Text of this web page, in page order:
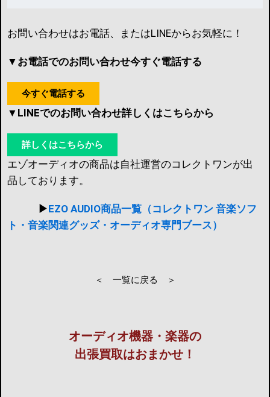
お問い合わせはお電話、またはLINEからお気軽に！
▼お電話でのお問い合わせ今すぐ電話する
今すぐ電話する
▼LINEでのお問い合わせ詳しくはこちらから
詳しくはこちらから
エゾオーディオの商品は自社運営のコレクトワンが出
品しております。
▶︎EZO AUDIO商品一覧（コレクトワン 音楽ソフ
ト・音楽関連グッズ・オーディオ専門ブース）
＜ 一覧に戻る ＞
オーディオ機器・楽器の
出張買取はおまかせ！